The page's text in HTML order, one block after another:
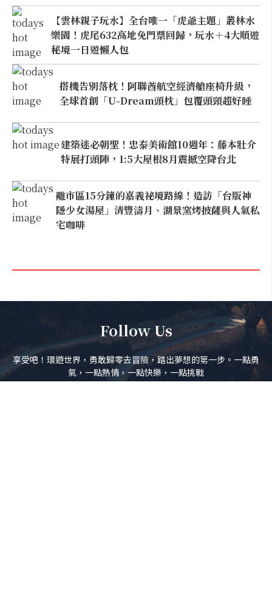
【雲林親子玩水】全台唯一「虎爺主題」叢林水
樂園！虎尾632高地免門票回歸，玩水＋4大順遊
秘境一日遊懶人包
搭機告別落枕！阿聯酋航空經濟艙座椅升級，
全球首創「U-Dream頭枕」包覆頭頸超好睡
建築迷必朝聖！忠泰美術館10週年：藤本壯介
特展打頭陣，1:5大屋根8月震撼空降台北
離市區15分鐘的嘉義祕境路線！造訪「台版神
隱少女湯屋」清豐濤月、湖景窯烤披薩與人氣私
宅咖啡
Follow Us
享受吧！環遊世界，勇敢歸零去冒險，踏出夢想的第一步。一點勇
氣，一點熱情，一點快樂，一點挑戰